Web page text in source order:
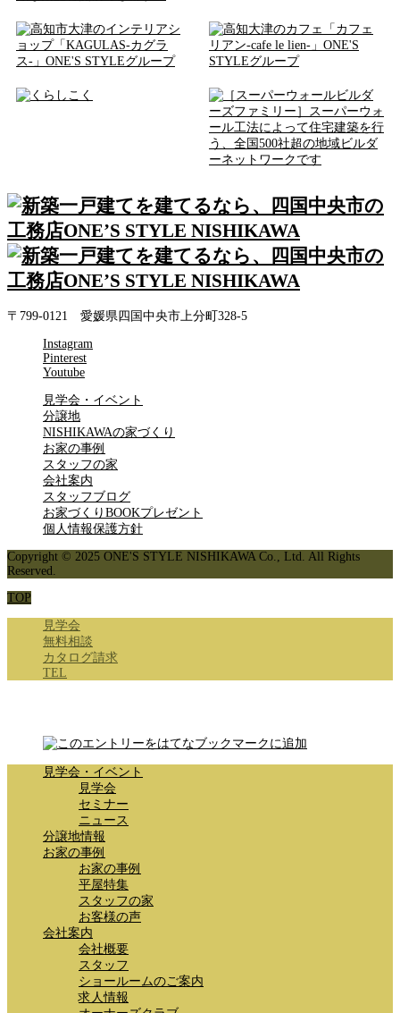
〒799-0121 愛媛県四国中央市上分町328-5
Instagram
Pinterest
Youtube
見学会・イベント
分譲地
NISHIKAWAの家づくり
お家の事例
スタッフの家
会社案内
スタッフブログ
お家づくりBOOKプレゼント
個人情報保護方針
Copyright © 2025 ONE'S STYLE NISHIKAWA Co., Ltd. All Rights
Reserved.
TOP
見学会
無料相談
カタログ請求
TEL
見学会・イベント
見学会
セミナー
ニュース
分譲地情報
お家の事例
お家の事例
平屋特集
スタッフの家
お客様の声
会社案内
会社概要
スタッフ
ショールームのご案内
求人情報